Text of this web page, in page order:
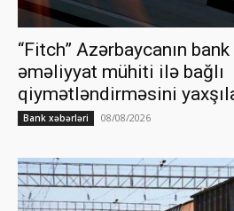
“Fitch” Azərbaycanın
əməliyyat mühiti ilə bağlı
qiymətləndirməsini
Bank xəbərləri 08/08/2026